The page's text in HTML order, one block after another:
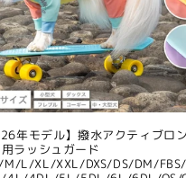
年モデル】撥水アクティブロ
ラッシュガード
M/L/XL/XXL/DXS/DS/DM/